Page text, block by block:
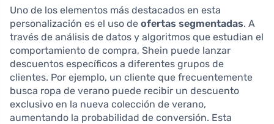
Uno de los elementos más destacados en esta
personalización es el uso de ofertas segmentadas. A
través de análisis de datos y algoritmos que estudian el
comportamiento de compra, Shein puede lanzar
descuentos específicos a diferentes grupos de
clientes. Por ejemplo, un cliente que frecuentemente
busca ropa de verano puede recibir un descuento
exclusivo en la nueva colección de verano,
aumentando la probabilidad de conversión. Esta